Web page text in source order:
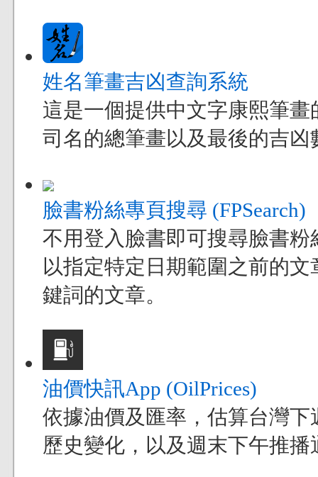
姓名筆畫吉凶查詢系統
這是一個提供中文字康熙筆
司名的總筆畫以及最後的吉
臉書粉絲專頁搜尋 (FPSearch)
不用登入臉書即可搜尋臉書
以指定特定日期範圍之前的
鍵詞的文章。
油價快訊App (OilPrices)
依據油價及匯率，估算台灣
歷史變化，以及週末下午推